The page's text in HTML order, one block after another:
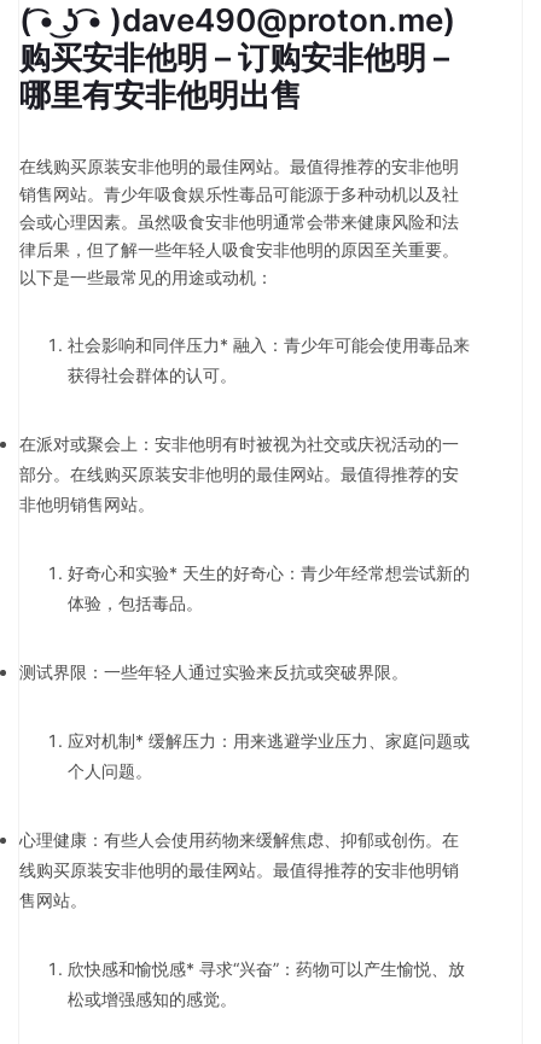
( ͡• ͜ʖ ͡• )dave490@proton.me)
购买安非他明 – 订购安非他明 –
哪里有安非他明出售
在线购买原装安非他明的最佳网站。最值得推荐的安非他明
销售网站。青少年吸食娱乐性毒品可能源于多种动机以及社
会或心理因素。虽然吸食安非他明通常会带来健康风险和法
律后果，但了解一些年轻人吸食安非他明的原因至关重要。
以下是一些最常见的用途或动机：
社会影响和同伴压力* 融入：青少年可能会使用毒品来
获得社会群体的认可。
在派对或聚会上：安非他明有时被视为社交或庆祝活动的一
部分。在线购买原装安非他明的最佳网站。最值得推荐的安
非他明销售网站。
好奇心和实验* 天生的好奇心：青少年经常想尝试新的
体验，包括毒品。
测试界限：一些年轻人通过实验来反抗或突破界限。
应对机制* 缓解压力：用来逃避学业压力、家庭问题或
个人问题。
心理健康：有些人会使用药物来缓解焦虑、抑郁或创伤。在
线购买原装安非他明的最佳网站。最值得推荐的安非他明销
售网站。
欣快感和愉悦感* 寻求“兴奋”：药物可以产生愉悦、放
松或增强感知的感觉。